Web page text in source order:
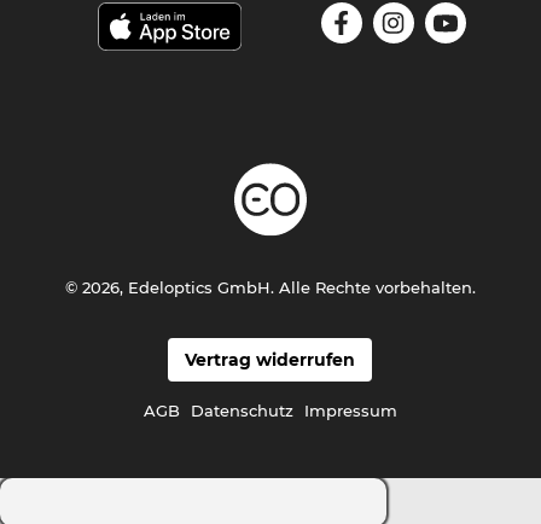
Vertrag widerrufen
AGB Datenschutz Impressum
© 2026, Edeloptics GmbH. Alle Rechte vorbehalten.